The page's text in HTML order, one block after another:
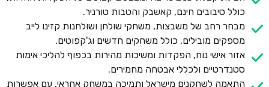
כולל סיבובים חינם, קאשבק והטבות טורניר.
מבחר רחב של משבצות, משחקי שולחן ושולחנות קזינו לייב
מספקים מובילים, כולל משחקים חדשים וג'קפוטים.
אזור אישי נוח, הפקדות ומשיכות מהירות בכפוף להליכי אימות
סטנדרטיים ולכללי אבטחה מחמירים.
התאמה לשחקנים מישראל ותמיכה במשחק אחראי, עם אפשרות